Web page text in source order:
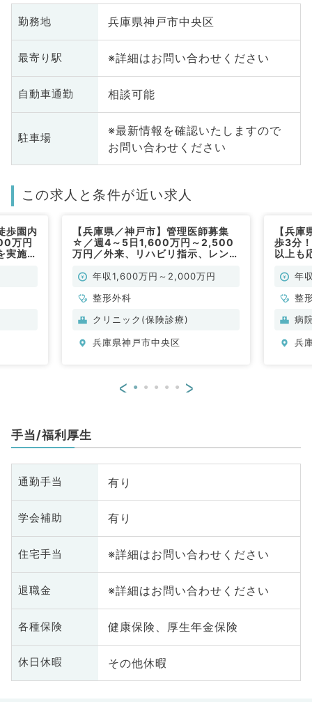
勤務地 兵庫県神戸市中央区
最寄り駅 ※詳細はお問い合わせください
自動車通勤 相談可能
駐車場
※最新情報を確認いたしますので
お問い合わせください
この求人と条件が近い求人
歩園内
万円
実施す
【兵庫県／神戸市】管理医師募集
☆／週4～5日1,600万円～2,500
万円／外来、リハビリ指示、レント
（整形外科／常勤）
年収1,600万円～2,000万円
整形外科
クリニック(保険診療)
兵庫県神戸市中央区
【兵
歩3分
以上も
年
整
病
兵
< >
手当/福利厚生
通勤手当 有り
学会補助 有り
住宅手当 ※詳細はお問い合わせください
退職金 ※詳細はお問い合わせください
各種保険 健康保険、厚生年金保険
休日休暇 その他休暇